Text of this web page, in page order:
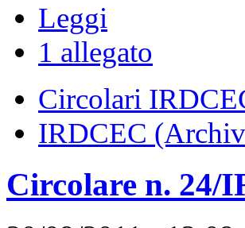
Leggi
1 allegato
Circolari
IRDCEC
Circolare n. 24/